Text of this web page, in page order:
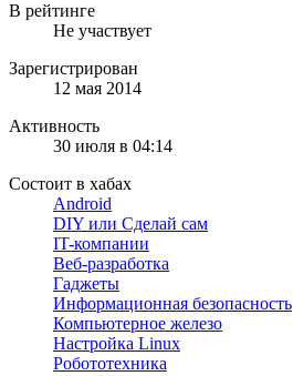
В рейтинге
Не участвует
Зарегистрирован
12 мая 2014
Активность
30 июля в 04:14
Состоит в хабах
Android
DIY или Сделай сам
IT-компании
Веб-разработка
Гаджеты
Информационная безопасность
Компьютерное железо
Настройка Linux
Робототехника